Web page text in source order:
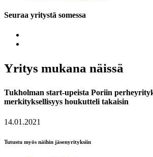
Seuraa yritystä somessa
Yritys mukana näissä
Tukholman start-upeista Poriin
merkityksellisyys houkutteli takaisin
14.01.2021
Tutustu myös näihin jäsenyrityksiin